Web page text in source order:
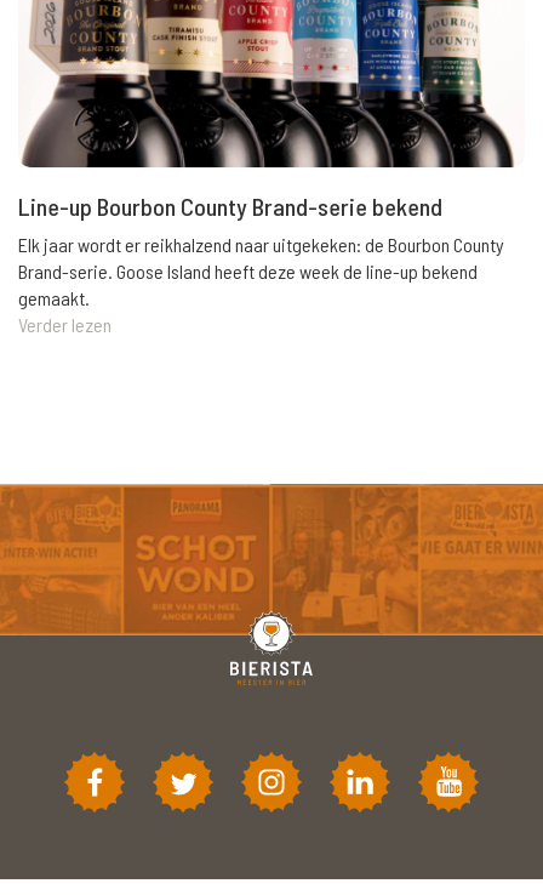
Line-up Bourbon County Brand-serie bekend
Elk jaar wordt er reikhalzend naar uitgekeken: de Bourbon County
Brand-serie. Goose Island heeft deze week de line-up bekend
gemaakt.
Verder lezen